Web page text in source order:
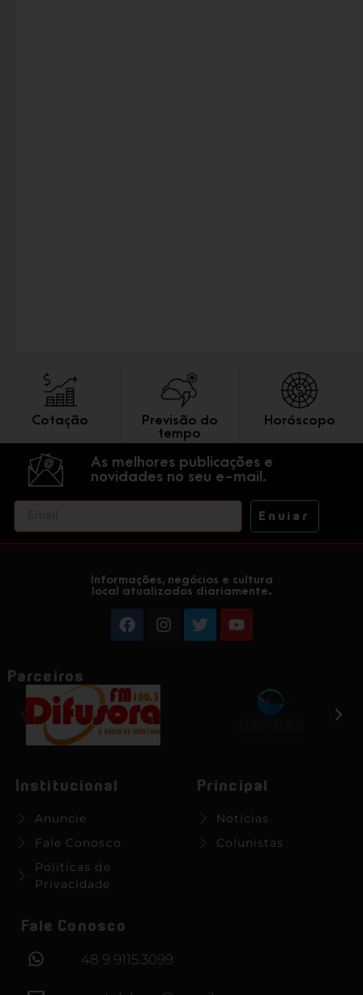
Cotação
Previsão do
tempo
Horóscopo
As melhores publicações e
novidades no seu e-mail.
Enviar
Informações, negócios e cultura
local atualizados diariamente.
Parceiros
Institucional
Anuncie
Fale Conosco
Políticas de
Privacidade
Principal
Notícias
Colunistas
Fale Conosco
48 9 9115.3099